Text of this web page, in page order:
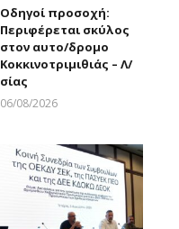
Οδηγοί προσοχή:
Περιφέρεται σκύλος
στον αυτο/δρομο
Κοκκινοτριμιθιάς – Λ/
σίας
06/08/2026